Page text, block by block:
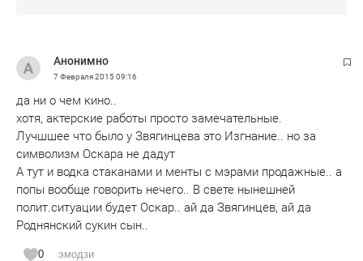
Анонимно
7 Февраля 201509:16
да ни о чем кино..
хотя, актерские работы просто замечательные.
Лучшшее что было у Звягинцева это Изгнание.. но за
символизм Оскара не дадут
А тут и водка стаканами и менты с мэрами продажные.. а
попы вообще говорить нечего.. В свете нынешней
полит.ситуации будет Оскар.. ай да Звягинцев, ай да
Роднянский сукин сын..
0 эмодзи